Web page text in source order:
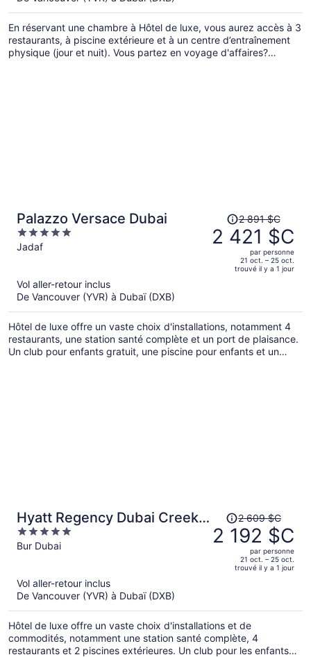
de 2 268 $C
par
personne.
En réservant une chambre à Hôtel de luxe, vous aurez accès à 3
restaurants, à piscine extérieure et à un centre d’entraînement
physique (jour et nuit). Vous partez en voyage d'affaires?
Palazzo Versace Dubai
5
out
Jadaf
prix
était
de 2 891 $C,
de 2 421 $C
par
personne.
2 891 $C
2 421 $C
par personne
21 oct. – 25 oct.
trouvé il y a 1 jour
Vol aller-retour inclus
De Vancouver (YVR) à Dubaï (DXB)
Hôtel de luxe offre un vaste choix d'installations, notamment 4
restaurants, une station santé complète et un port de plaisance.
Un club pour enfants gratuit, une piscine pour enfants et un
Hyatt Regency Dubai Creek
Heights
5
out
Bur Dubai
prix
était
de 2 609 $C,
de 2 192 $C
par
personne.
2 609 $C
2 192 $C
par personne
21 oct. – 25 oct.
trouvé il y a 1 jour
Vol aller-retour inclus
De Vancouver (YVR) à Dubaï (DXB)
Hôtel de luxe offre un vaste choix d'installations et de
commodités, notamment une station santé complète, 4
restaurants et 2 piscines extérieures. Un club pour les enfants